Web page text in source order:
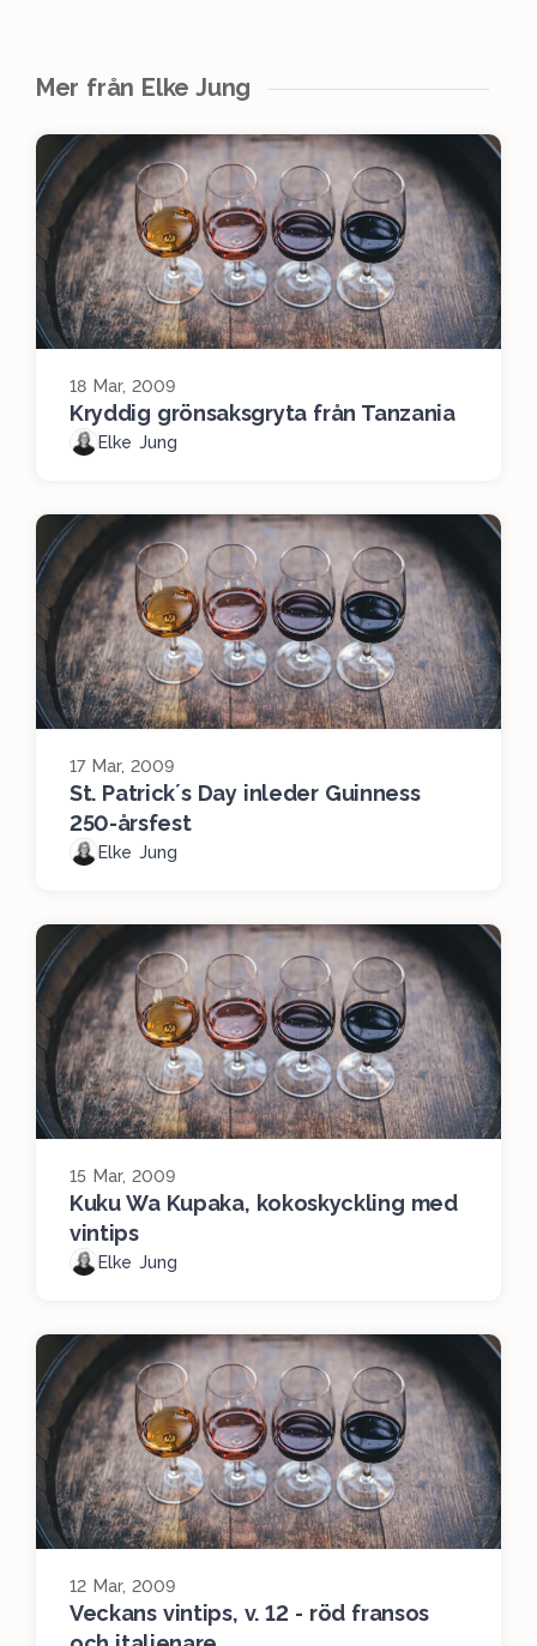
Mer från Elke Jung
18 Mar, 2009
Kryddig grönsaksgryta från Tanzania
Elke Jung
17 Mar, 2009
St. Patrick´s Day inleder Guinness
250-årsfest
Elke Jung
15 Mar, 2009
Kuku Wa Kupaka, kokoskyckling med
vintips
Elke Jung
12 Mar, 2009
Veckans vintips, v. 12 - röd fransos